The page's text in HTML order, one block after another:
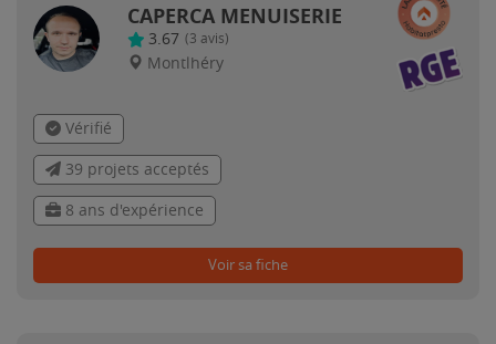
CAPERCA MENUISERIE
3.67 (3 avis)
Montlhéry
Vérifié
39 projets acceptés
8 ans d'expérience
Voir sa fiche